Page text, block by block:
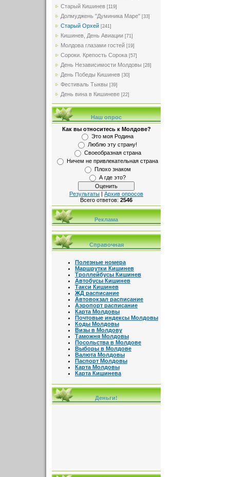
Старый Кишинев [119]
Долмуджень "Думиника Маре" [33]
Старый Орхей [241]
Кишинев, День Авиации [71]
Молдова глазами гостей [19]
Сороки. Крепость Сорока [57]
День Независимости Молдовы [28]
День Победы Кишинев [30]
Фестиваль Тыквы [39]
День вина в Кишиневе [22]
Наш опрос
Как вы относитесь к Молдове?
Это моя Родина
Люблю эту страну!
Своеобразная страна
Ничем не привлекательная страна
Плохо знаком
А где это?
Результаты | Архив опросов
Всего ответов: 2546
Реклама
Справочная
Полезные номера
Маршрутки Кишинев
Троллейбусы Кишинев
Автобусы Кишинев
Такси Кишинев
ЖД расписание
Автовокзал расписание
Аэропорт расписание
Карта Молдовы
Почтовые индексы Молдовы
Коды Молдовы
Визы в Молдову
Таможня Молдовы
Посольства в Молдове
Выборы в Молдове
Валюта Молдовы
Паспорт Молдовы
Карта Молдовы
Карта Кишинева
Деньги!